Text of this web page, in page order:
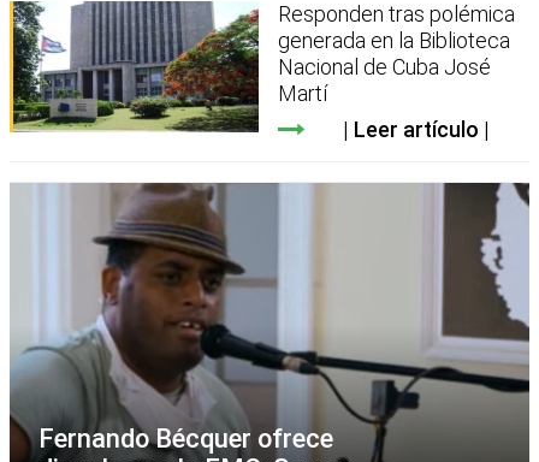
Responden tras polémica
generada en la Biblioteca
Nacional de Cuba José
Martí
Leer artículo
Fernando Bécquer ofrece